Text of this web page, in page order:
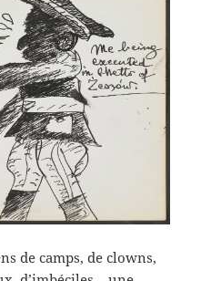
de camps, de clowns,